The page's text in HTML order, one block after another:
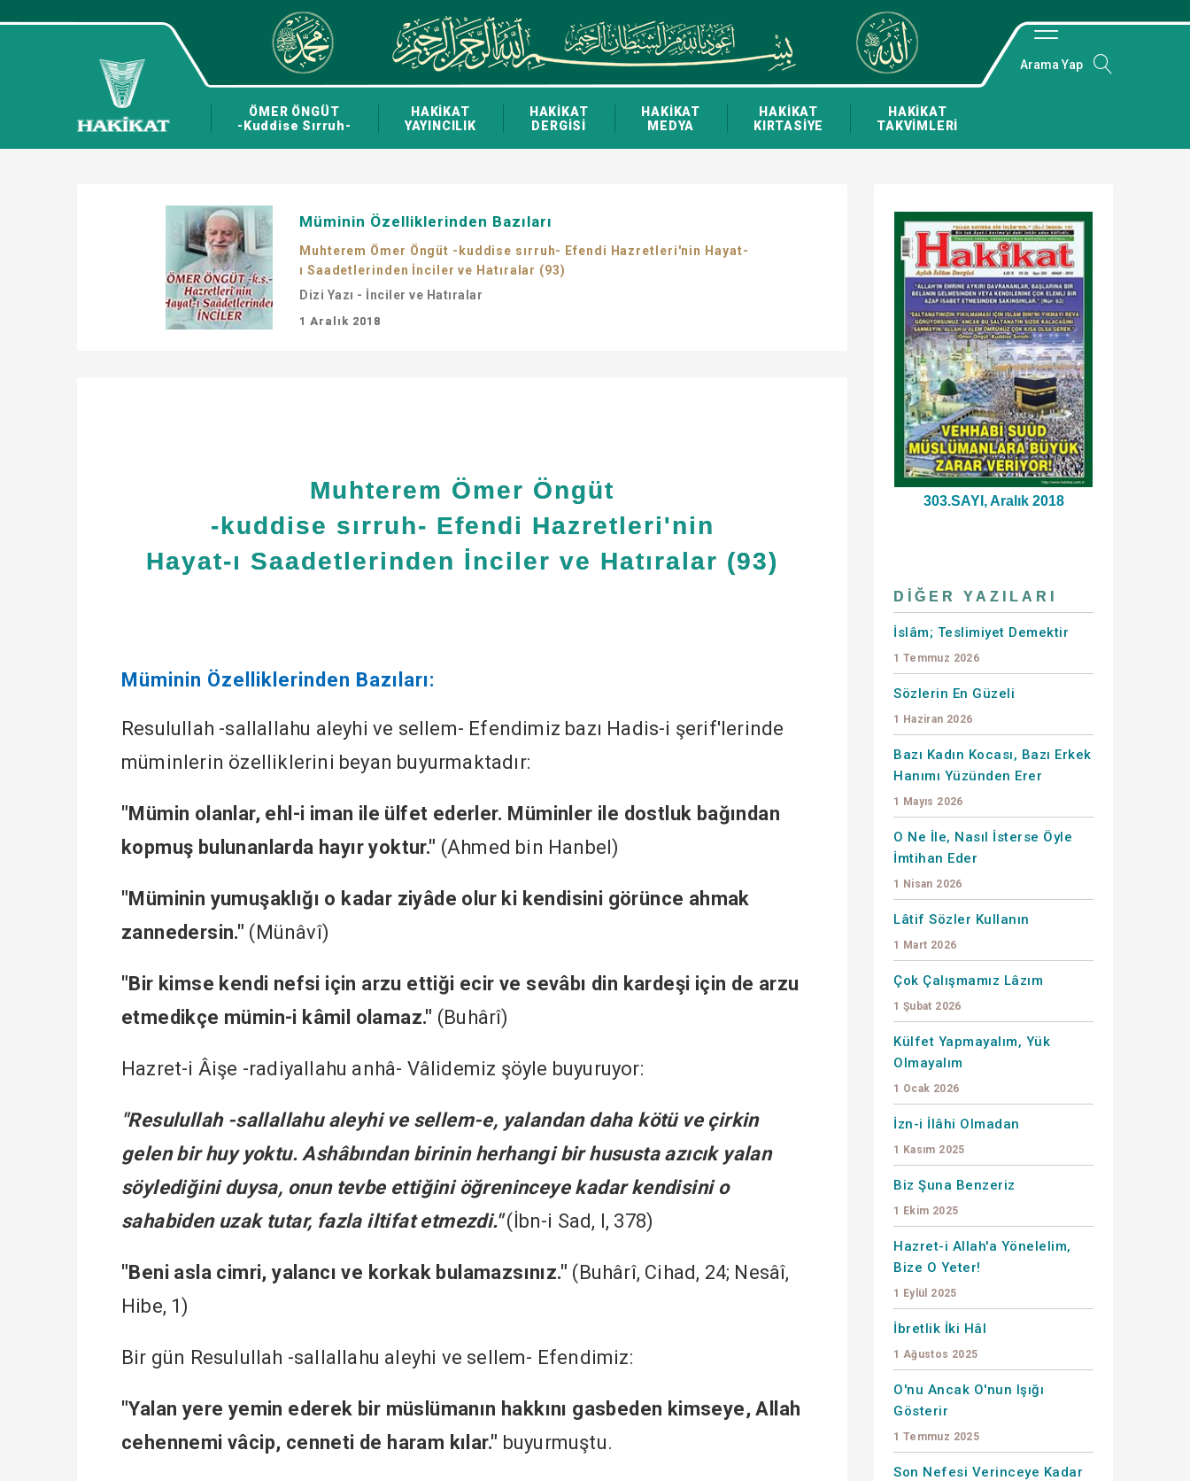
ÖMER ÖNGÜT
-Kuddise Sırruh-
HAKİKAT
YAYINCILIK
HAKİKAT
DERGİSİ
HAKİKAT
MEDYA
HAKİKAT
KIRTASİYE
HAKİKAT
TAKVİMLERİ
Arama Yap
Müminin Özelliklerinden Bazıları
Muhterem Ömer Öngüt -kuddise sırruh- Efendi Hazretleri'nin Hayat-
ı Saadetlerinden İnciler ve Hatıralar (93)
Dizi Yazı - İnciler ve Hatıralar
1 Aralık 2018
Muhterem Ömer Öngüt
-kuddise sırruh- Efendi Hazretleri'nin
Hayat-ı Saadetlerinden İnciler ve Hatıralar (93)
Müminin Özelliklerinden Bazıları:
Resulullah -sallallahu aleyhi ve sellem- Efendimiz bazı Hadis-i şerif'lerinde
müminlerin özelliklerini beyan buyurmaktadır:
"Mümin olanlar, ehl-i iman ile ülfet ederler. Müminler ile dostluk bağından
kopmuş bulunanlarda hayır yoktur." (Ahmed bin Hanbel)
"Müminin yumuşaklığı o kadar ziyâde olur ki kendisini görünce ahmak
zannedersin." (Münâvî)
"Bir kimse kendi nefsi için arzu ettiği ecir ve sevâbı din kardeşi için de arzu
etmedikçe mümin-i kâmil olamaz." (Buhârî)
Hazret-i Âişe -radiyallahu anhâ- Vâlidemiz şöyle buyuruyor:
"Resulullah -sallallahu aleyhi ve sellem-e, yalandan daha kötü ve çirkin
gelen bir huy yoktu. Ashâbından birinin herhangi bir hususta azıcık yalan
söylediğini duysa, onun tevbe ettiğini öğreninceye kadar kendisini o
sahabiden uzak tutar, fazla iltifat etmezdi."(İbn-i Sad, I, 378)
"Beni asla cimri, yalancı ve korkak bulamazsınız." (Buhârî, Cihad, 24; Nesâî,
Hibe, 1)
Bir gün Resulullah -sallallahu aleyhi ve sellem- Efendimiz:
"Yalan yere yemin ederek bir müslümanın hakkını gasbeden kimseye, Allah
cehennemi vâcip, cenneti de haram kılar." buyurmuştu.
303.SAYI, Aralık 2018
DIĞER YAZILARI
İslâm; Teslimiyet Demektir
1 Temmuz 2026
Sözlerin En Güzeli
1 Haziran 2026
Bazı Kadın Kocası, Bazı Erkek
Hanımı Yüzünden Erer
1 Mayıs 2026
O Ne İle, Nasıl İsterse Öyle
İmtihan Eder
1 Nisan 2026
Lâtif Sözler Kullanın
1 Mart 2026
Çok Çalışmamız Lâzım
1 Şubat 2026
Külfet Yapmayalım, Yük
Olmayalım
1 Ocak 2026
İzn-i İlâhi Olmadan
1 Kasım 2025
Biz Şuna Benzeriz
1 Ekim 2025
Hazret-i Allah'a Yönelelim,
Bize O Yeter!
1 Eylül 2025
İbretlik İki Hâl
1 Ağustos 2025
O'nu Ancak O'nun Işığı
Gösterir
1 Temmuz 2025
Son Nefesi Verinceye Kadar